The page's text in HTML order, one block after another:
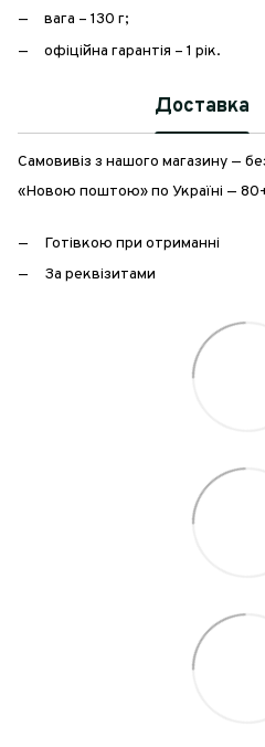
вага – 130 г;
офіційна гарантія – 1 рік.
Доставка
Самовивіз з нашого магазину —
«Новою поштою» по Україні —
Готівкою при отриманні
За реквізитами